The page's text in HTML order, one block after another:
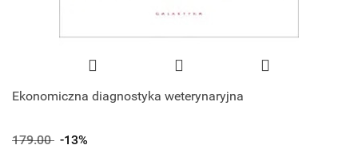
Ekonomiczna diagnostyka weterynaryjna
179.00 -13%